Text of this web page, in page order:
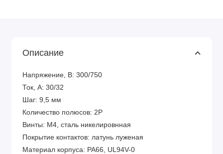
Описание
Напряжение, В: 300/750
Ток, А: 30/32
Шаг: 9,5 мм
Количество полюсов: 2P
Винты: M4, сталь никелировнная
Покрытие контактов: латунь луженая
Материал корпуса: PA66, UL94V-0